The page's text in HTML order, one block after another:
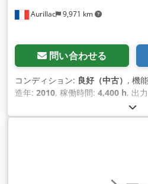
Aurillac 9,971 km
問い合わせる
コンディション: 良好（中古） , 機
造年: 2010, 稼働時間: 4,400 h, 出